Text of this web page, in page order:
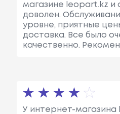
магазине leopart.kz и
доволен.
уровне, приятные
доставка. Все было
качественно.
У интернет-магазина